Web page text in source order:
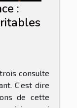
:
consulte
C’est dire
de cette